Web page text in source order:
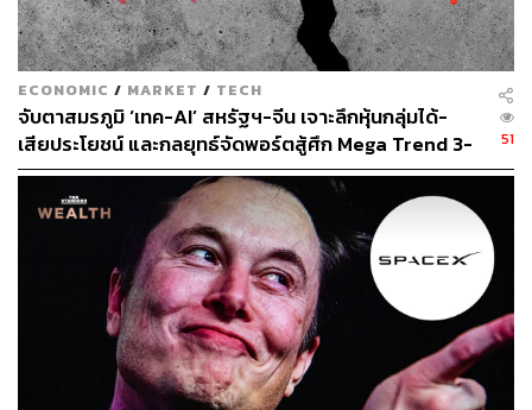
ทั้งนี้ เมื่อพิจารณาจากแนวโน้มเศรษฐกิจที่กล่าวมา มองว่า
ธนาคารกลางยุโรป (ECB) อาจจะปรับลดอัตราดอกเบี้ย
มากกว่า Fed ด้วยเงื่อนไขเศรษฐกิจที่ต้องการการกระตุ้นมา
กกว่า ส่วนธนาคารกลางญี่ปุ่น (BOJ) ก็คงจะเดินหน้าปรับขึ้น
อัตราดอกเบี้ยต่อ สวนทางกับธนาคารกลางอื่นๆ
ขณะที่ธนาคารกลางจีน (PBOC) แม้จะยังมีช่องทางให้
ดำเนินนโยบายการเงินผ่อนคลายเพื่อกระตุ้นเศรษฐกิจได้
เนื่องจากอัตราเงินเฟ้อยังต่ำมาก แต่คาดว่าธนาคารกลางจีน
จะยังไม่ทำเช่นนั้น เนื่องจากค่าเงินหยวนอ่อนค่าเมื่อเทียบกับ
เงินดอลลาร์สหรัฐและเงินสกุลอื่น หากจีนดำเนินนโยบายการ
เงินผ่อนคลายลงอีก จะยิ่งกดดันให้เงินหยวนอ่อนค่าลงไปอีก
เพราะทำให้ส่วนต่างระหว่างอัตราดอกเบี้ยของจีนและสหรัฐฯ
ECONOMIC / MARKET / TECH
จับตาสมรภูมิ ‘เทค-AI’ สหรัฐฯ-จีน เจาะลึกหุ้นกลุ่มได้-
เสียประโยชน์ และกลยุทธ์จัดพอร์ตสู้ศึก Mega Trend 3-
5 ปีข้างหน้า
51